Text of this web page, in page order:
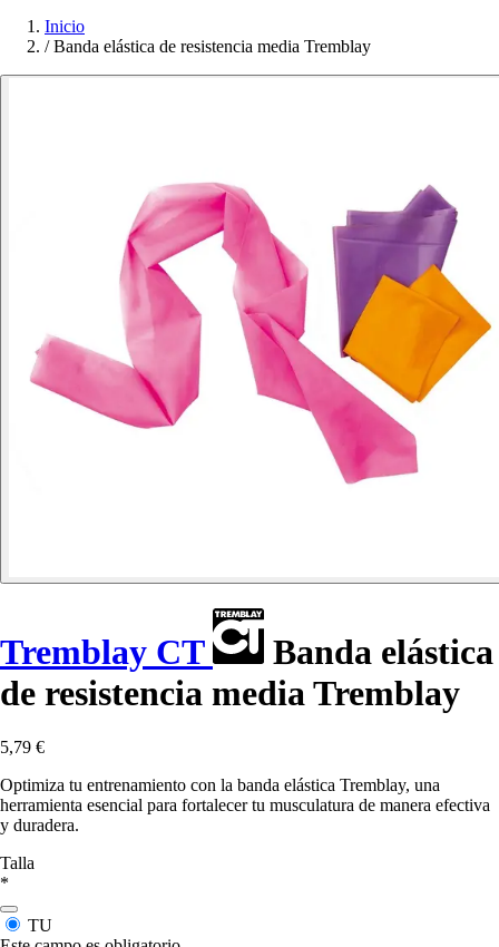
Inicio
/ Banda elástica de resistencia media Tremblay
Tremblay CT
Banda elástica
de resistencia media Tremblay
5,79 €
Optimiza tu entrenamiento con la banda elástica Tremblay, una
herramienta esencial para fortalecer tu musculatura de manera efectiva
y duradera.
Talla
*
TU